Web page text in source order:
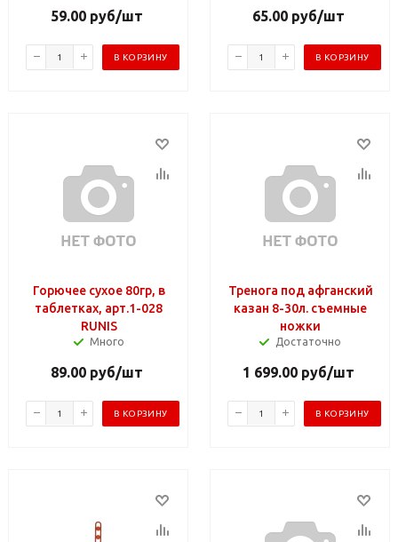
59.00 руб/шт
В КОРЗИНУ
65.00 руб/шт
В КОРЗИНУ
Горючее сухое 80гр, в
таблетках, арт.1-028
RUNIS
Много
89.00 руб/шт
В КОРЗИНУ
Тренога под афганский
казан 8-30л. съемные
ножки
Достаточно
1 699.00 руб/шт
В КОРЗИНУ